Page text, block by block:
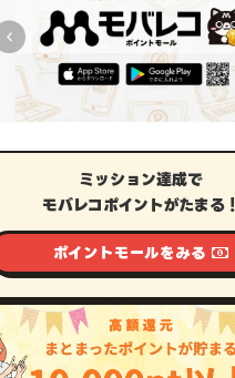
ミッション達成で
モバレコポイントがたまる！
ポイントモールをみる